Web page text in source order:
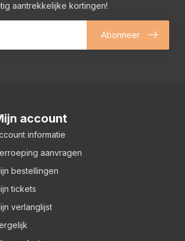
aantrekkelijke kortingen!
Abonneer
account
informatie
aanvragen
bestellingen
tickets
verlanglijst